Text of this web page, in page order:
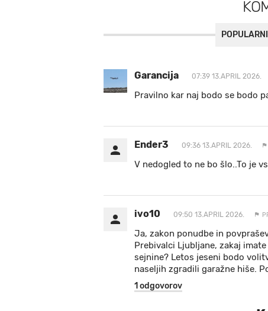
POPULARNI
Garancija 07:39 13.APRIL 2026.
Pravilno kar naj bodo se bodo
Ender3 09:36 13.APRIL 2026.
V nedogled to ne bo šlo..To je
ivo10 09:50 13.APRIL 2026.
Ja, zakon ponudbe in
Prebivalci Ljubljane, zakaj
sejnine? Letos jeseni bodo
naseljih zgradili garažne hiše.
1 odgovorov